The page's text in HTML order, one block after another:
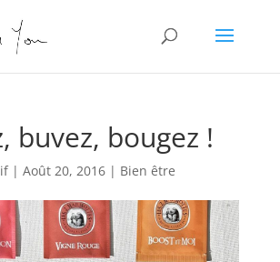
buvez, bougez !
| Août 20, 2016| Bien être